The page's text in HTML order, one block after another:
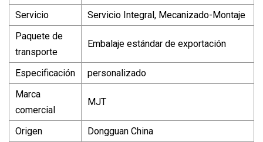
Servicio
Servicio Integral, Mecanizado-Montaje
Paquete de
transporte
Embalaje estándar de exportación
Especificación
personalizado
Marca
comercial
MJT
Origen
Dongguan China